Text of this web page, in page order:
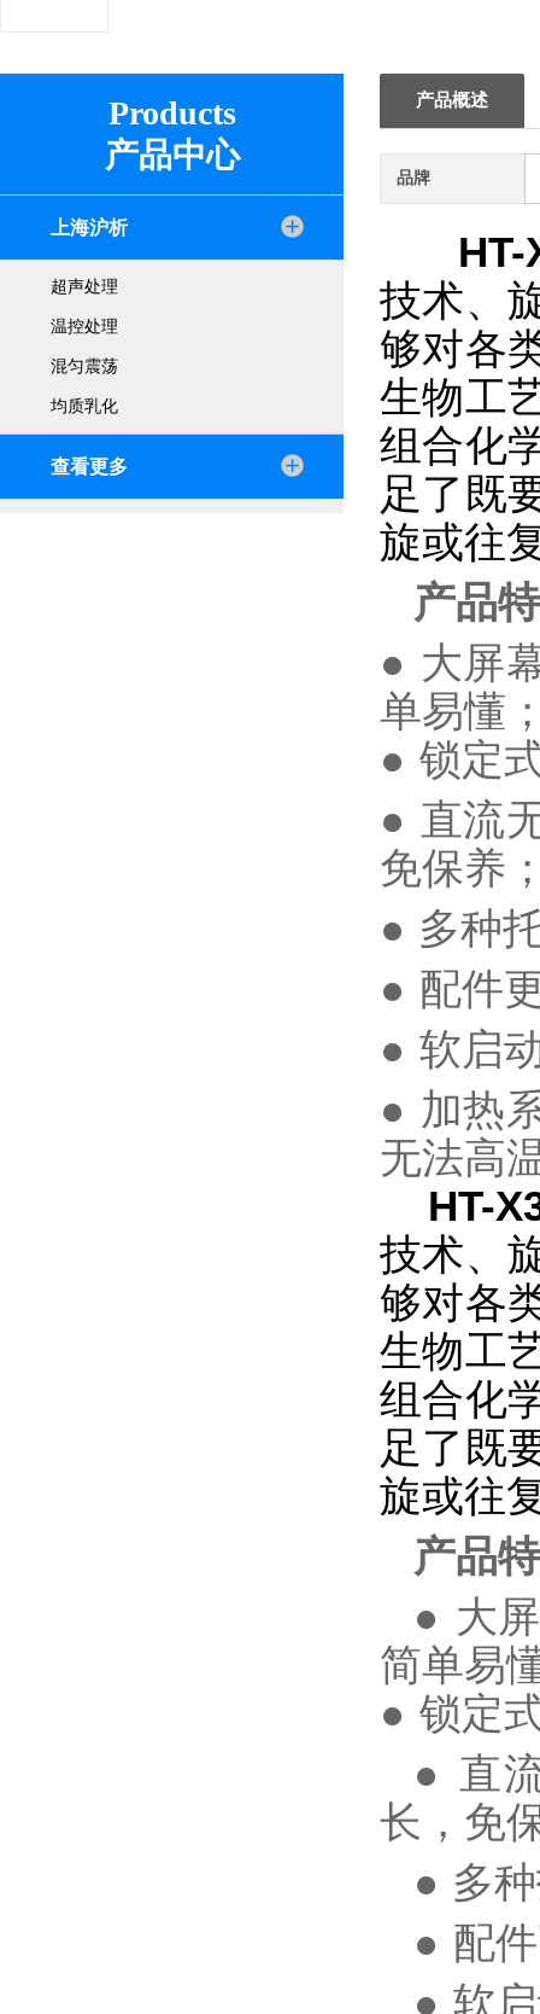
Products
产品中心
上海沪析
超声处理
温控处理
混匀震荡
均质乳化
查看更多
产品概述
品牌
HT-
技术、
够对各
生物工
组合化
足了既
旋或往
产品
● 大屏
单易懂
● 锁定
● 直流
免保养
● 多种
● 配件
● 软启
● 加热
无法高
HT-
技术、
够对各
生物工
组合化
足了既
旋或往
产品
● 大
简单易
● 锁定
● 直
长，免
● 多
● 配
● 软